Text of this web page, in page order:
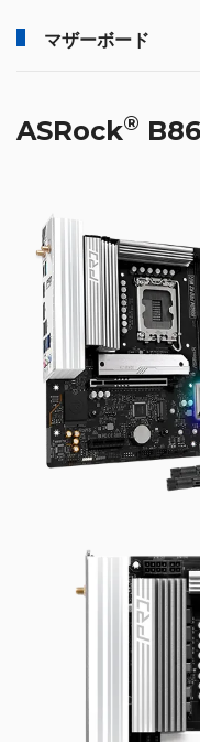
マザーボード
ASRock®